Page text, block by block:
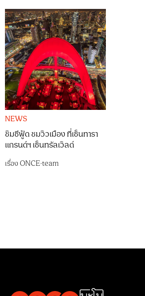
NEWS
ชิมซีฟู้ด ชมวิวเมือง ที่เซ็นทารา
แกรนด์ฯ เซ็นทรัลเวิลด์
เรื่องONCE-team